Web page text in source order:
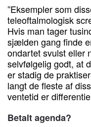
”Eksempler som
teleoftalmologisk
Hvis man tager
sjælden gang finde
ondartet svulst eller
selvfølgelig godt, at
er stadig de
langt de fleste af
ventetid er
Betalt agenda?